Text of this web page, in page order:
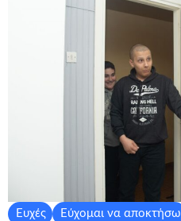
Ευχές Εύχομαι να αποκτήσω